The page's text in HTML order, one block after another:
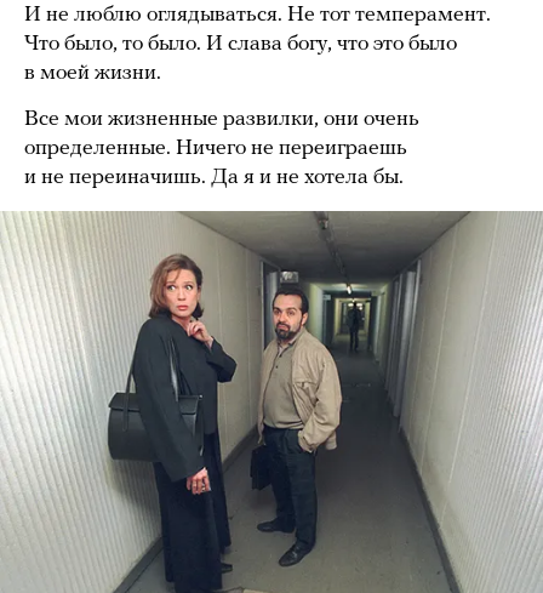
И не люблю оглядываться. Не тот темперамент.
Что было, то было. И слава богу, что это было
в моей жизни.
Все мои жизненные развилки, они очень
определенные. Ничего не переиграешь
и не переиначишь. Да я и не хотела бы.